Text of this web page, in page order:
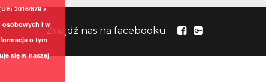
Znajdź nas na facebooku:
2016/679 z
osobowych i w
o tym
się w naszej